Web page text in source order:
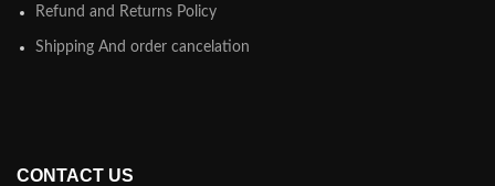
Refund and Returns Policy
Shipping And order cancelation
CONTACT US